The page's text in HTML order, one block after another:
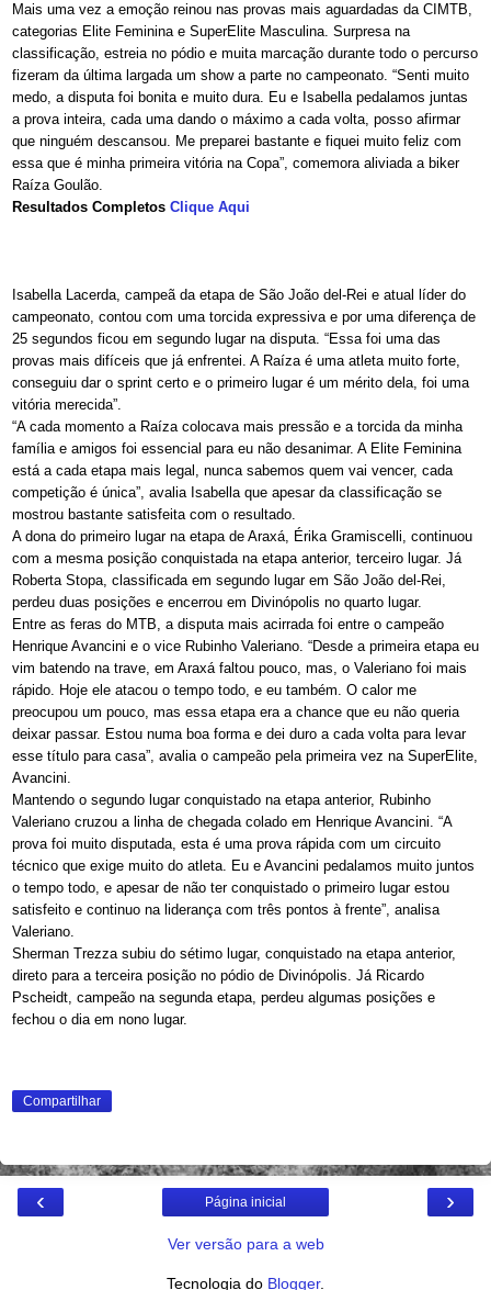
Mais uma vez a emoção reinou nas provas mais aguardadas da CIMTB,
categorias Elite Feminina e SuperElite Masculina. Surpresa na
classificação, estreia no pódio e muita marcação durante todo o percurso
fizeram da última largada um show a parte no campeonato. “Senti muito
medo, a disputa foi bonita e muito dura. Eu e Isabella pedalamos juntas
a prova inteira, cada uma dando o máximo a cada volta, posso afirmar
que ninguém descansou. Me preparei bastante e fiquei muito feliz com
essa que é minha primeira vitória na Copa”, comemora aliviada a biker
Raíza Goulão.
Resultados Completos Clique Aqui
Isabella Lacerda, campeã da etapa de São João del-Rei e atual líder do
campeonato, contou com uma torcida expressiva e por uma diferença de
25 segundos ficou em segundo lugar na disputa. “Essa foi uma das
provas mais difíceis que já enfrentei. A Raíza é uma atleta muito forte,
conseguiu dar o sprint certo e o primeiro lugar é um mérito dela, foi uma
vitória merecida”.
“A cada momento a Raíza colocava mais pressão e a torcida da minha
família e amigos foi essencial para eu não desanimar. A Elite Feminina
está a cada etapa mais legal, nunca sabemos quem vai vencer, cada
competição é única”, avalia Isabella que apesar da classificação se
mostrou bastante satisfeita com o resultado.
A dona do primeiro lugar na etapa de Araxá, Érika Gramiscelli, continuou
com a mesma posição conquistada na etapa anterior, terceiro lugar. Já
Roberta Stopa, classificada em segundo lugar em São João del-Rei,
perdeu duas posições e encerrou em Divinópolis no quarto lugar.
Entre as feras do MTB, a disputa mais acirrada foi entre o campeão
Henrique Avancini e o vice Rubinho Valeriano. “Desde a primeira etapa eu
vim batendo na trave, em Araxá faltou pouco, mas, o Valeriano foi mais
rápido. Hoje ele atacou o tempo todo, e eu também. O calor me
preocupou um pouco, mas essa etapa era a chance que eu não queria
deixar passar. Estou numa boa forma e dei duro a cada volta para levar
esse título para casa”, avalia o campeão pela primeira vez na SuperElite,
Avancini.
Mantendo o segundo lugar conquistado na etapa anterior, Rubinho
Valeriano cruzou a linha de chegada colado em Henrique Avancini. “A
prova foi muito disputada, esta é uma prova rápida com um circuito
técnico que exige muito do atleta. Eu e Avancini pedalamos muito juntos
o tempo todo, e apesar de não ter conquistado o primeiro lugar estou
satisfeito e continuo na liderança com três pontos à frente”, analisa
Valeriano.
Sherman Trezza subiu do sétimo lugar, conquistado na etapa anterior,
direto para a terceira posição no pódio de Divinópolis. Já Ricardo
Pscheidt, campeão na segunda etapa, perdeu algumas posições e
fechou o dia em nono lugar.
Compartilhar
‹ ›
Página inicial
Ver versão para a web
Tecnologia do Blogger.